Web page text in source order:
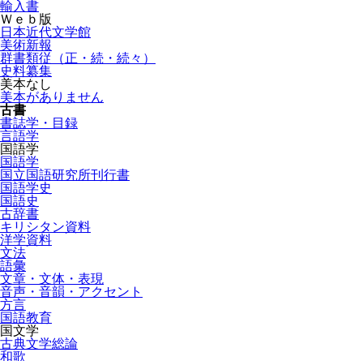
輸入書
Ｗｅｂ版
日本近代文学館
美術新報
群書類従（正・続・続々）
史料纂集
美本なし
美本がありません
古書
書誌学・目録
言語学
国語学
国語学
国立国語研究所刊行書
国語学史
国語史
古辞書
キリシタン資料
洋学資料
文法
語彙
文章・文体・表現
音声・音韻・アクセント
方言
国語教育
国文学
古典文学総論
和歌